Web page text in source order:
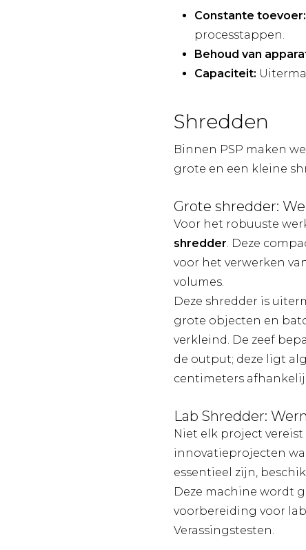
Constante toevoer:
processtappen.
Behoud van
Capaciteit:
Shredden
Binnen PSP maken
grote en een kleine
Grote shredder:
Voor het robuuste
shredder. Deze
voor het verwerken
volumes.
Deze shredder is
grote objecten en
verkleind. De zeef
de output; deze ligt
centimeters
Lab Shredder:
Niet elk project
innovatieprojecten
essentieel zijn,
Deze machine wordt
voorbereiding voor
Verassingstesten.